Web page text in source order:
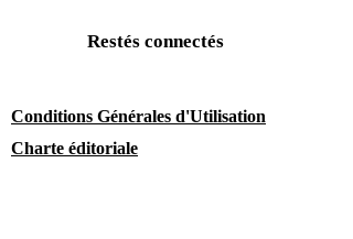
Restés connectés
Conditions Générales d'Utilisation
Charte éditoriale